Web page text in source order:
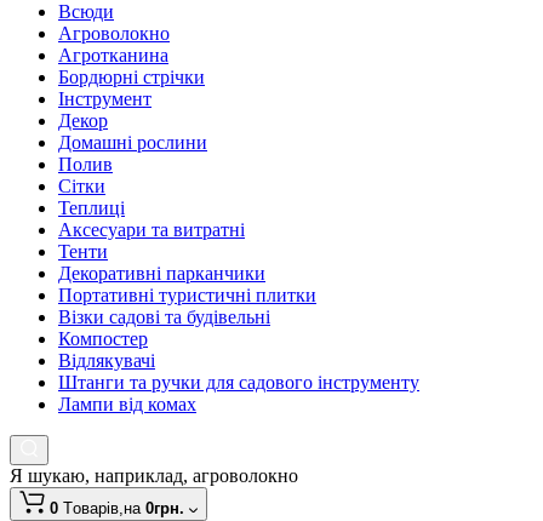
Всюди
Агроволокно
Агротканина
Бордюрні стрічки
Інструмент
Декор
Домашні рослини
Полив
Сітки
Теплиці
Аксесуари та витратні
Тенти
Декоративні парканчики
Портативні туристичні плитки
Візки садові та будівельні
Компостер
Відлякувачі
Штанги та ручки для садового інструменту
Лампи від комах
Я шукаю, наприклад, агроволокно
0 Tоварів,на 0грн.